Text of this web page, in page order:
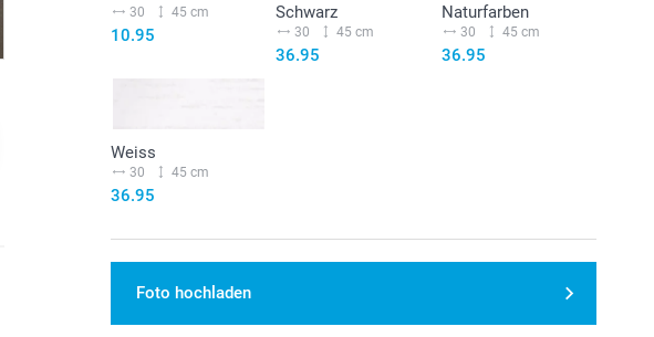
30 45 cm
10.95
Schwarz
30 45 cm
36.95
Naturfarben
30 45 cm
36.95
Weiss
30 45 cm
36.95
Foto hochladen